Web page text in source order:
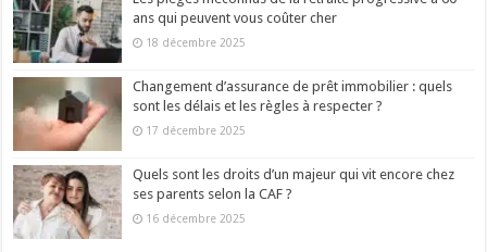
ans qui peuvent vous coûter cher
18 décembre 2025
Changement d’assurance de prêt immobilier : quels
sont les délais et les règles à respecter ?
17 décembre 2025
Quels sont les droits d’un majeur qui vit encore chez
ses parents selon la CAF ?
16 décembre 2025